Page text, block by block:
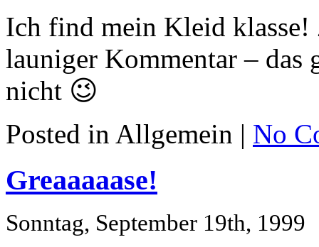
Ich find mein Kleid klasse!
launiger Kommentar –
nicht 😉
Posted in Allgemein | No
Greaaaaase!
Sonntag, September 19th, 1999